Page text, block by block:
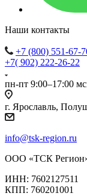
Наши контакты
+7 (800) 551-67-
+7( 902) 222-26-22
пн-пт 9:00–17:00
г. Ярославль,
info@tsk-region.ru
ООО «ТСК
ИНН: 7602127511
КПП: 760201001